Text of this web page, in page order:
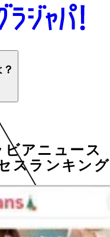
ビアニュース
スランキング